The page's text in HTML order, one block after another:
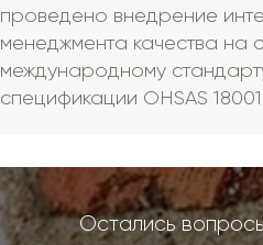
проведено внедрение
менеджмента качества на
международному
спецификации OHSAS
Остались